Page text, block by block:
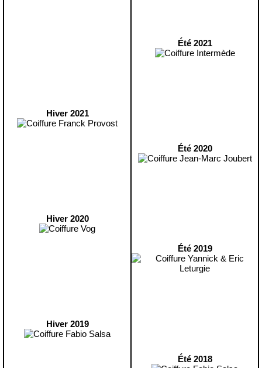
Hiver 2021
Hiver 2020
Hiver 2019
Été 2021
Été 2020
Été 2019
Été 2018